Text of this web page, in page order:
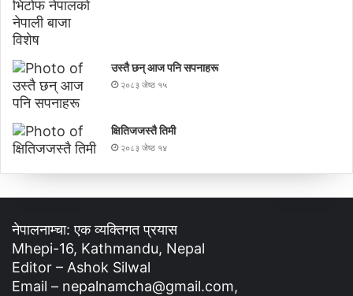
उस्तै छन् आज पनि सपनाहरू
२०८३ जेष्ठ १५
क्षितिजजस्तै तिमी
२०८३ जेष्ठ १४
नेपालनाम्चा: एक व्यक्तिगत प्रयास
Mhepi-16, Kathmandu, Nepal
Editor – Ashok Silwal
Email – nepalnamcha@gmail.com,